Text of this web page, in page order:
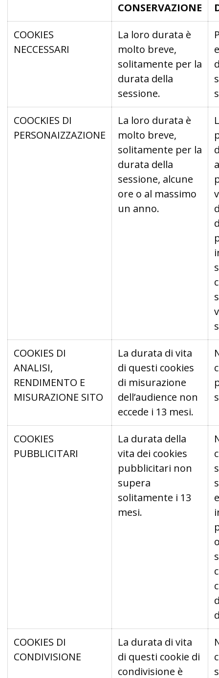
CONSERVAZIONE
COOKIES
NECCESSARI
La loro durata è
molto breve,
solitamente per la
durata della
sessione.
COOCKIES DI
PERSONAIZZAZIONE
La loro durata è
molto breve,
solitamente per la
durata della
sessione, alcune
ore o al massimo
un anno.
COOKIES DI
ANALISI,
RENDIMENTO E
MISURAZIONE SITO
La durata di vita
di questi cookies
di misurazione
dell’audience non
eccede i 13 mesi.
COOKIES
PUBBLICITARI
La durata della
vita dei cookies
pubblicitari non
supera
solitamente i 13
mesi.
COOKIES DI
CONDIVISIONE
La durata di vita
di questi cookie di
condivisione è